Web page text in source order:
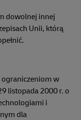
dowolnej innej
Unii, którą
ograniczeniom w
listopada 2000 r. o
i
dla